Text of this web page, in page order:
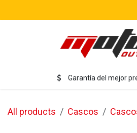
Garantía del mejor
All products Cascos